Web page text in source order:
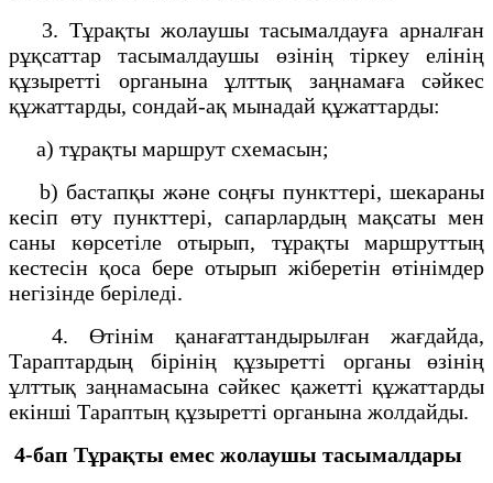
3. Тұрақты жолаушы тасымалдауға арналған
рұқсаттар тасымалдаушы өзінің тіркеу елінің
құзыретті органына ұлттық заңнамаға сәйкес
құжаттарды, сондай-ақ мынадай құжаттарды:
а) тұрақты маршрут схемасын;
b) бастапқы және соңғы пункттері, шекараны
кесіп өту пункттері, сапарлардың мақсаты мен
саны көрсетіле отырып, тұрақты маршруттың
кестесін қоса бере отырып жіберетін өтінімдер
негізінде беріледі.
4. Өтінім қанағаттандырылған жағдайда,
Тараптардың бірінің құзыретті органы өзінің
ұлттық заңнамасына сәйкес қажетті құжаттарды
екінші Тараптың құзыретті органына жолдайды.
4-бап Тұрақты емес жолаушы тасымалдары